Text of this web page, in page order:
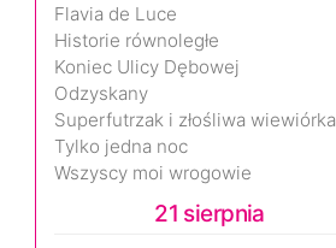
Flavia de Luce
Historie równoległe
Koniec Ulicy Dębowej
Odzyskany
Superfutrzak i złośliwa wiewiórka
Tylko jedna noc
Wszyscy moi wrogowie
21 sierpnia